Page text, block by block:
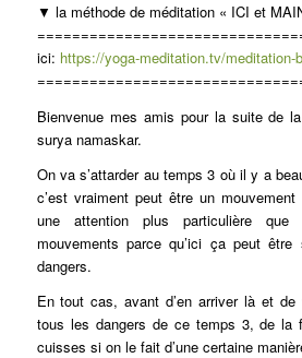
▼ la méthode de méditation « ICI et
ici: https://yoga-meditation.tv/meditation-
Bienvenue mes amis pour la suite de
surya namaskar.
On va s’attarder au temps 3 où il y a
c’est vraiment peut être un
une attention plus particulière
mouvements parce qu’ici ça peut
dangers.
En tout cas, avant d’en arriver là et
tous les dangers de ce temps 3, de la
cuisses si on le fait d’une certaine